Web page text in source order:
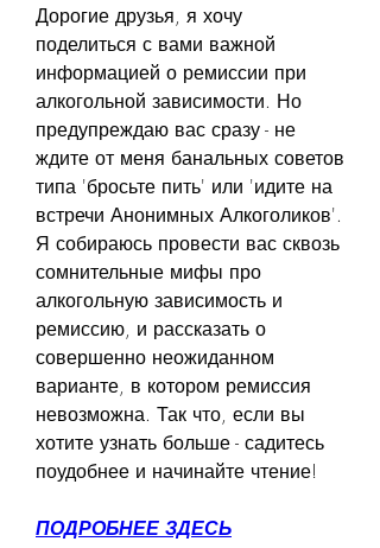
Дорогие друзья, я хочу
поделиться с вами важной
информацией о ремиссии при
алкогольной зависимости. Но
предупреждаю вас сразу - не
ждите от меня банальных советов
типа 'бросьте пить' или 'идите на
встречи Анонимных Алкоголиков'.
Я собираюсь провести вас сквозь
сомнительные мифы про
алкогольную зависимость и
ремиссию, и рассказать о
совершенно неожиданном
варианте, в котором ремиссия
невозможна. Так что, если вы
хотите узнать больше - садитесь
поудобнее и начинайте чтение!
ПОДРОБНЕЕ ЗДЕСЬ